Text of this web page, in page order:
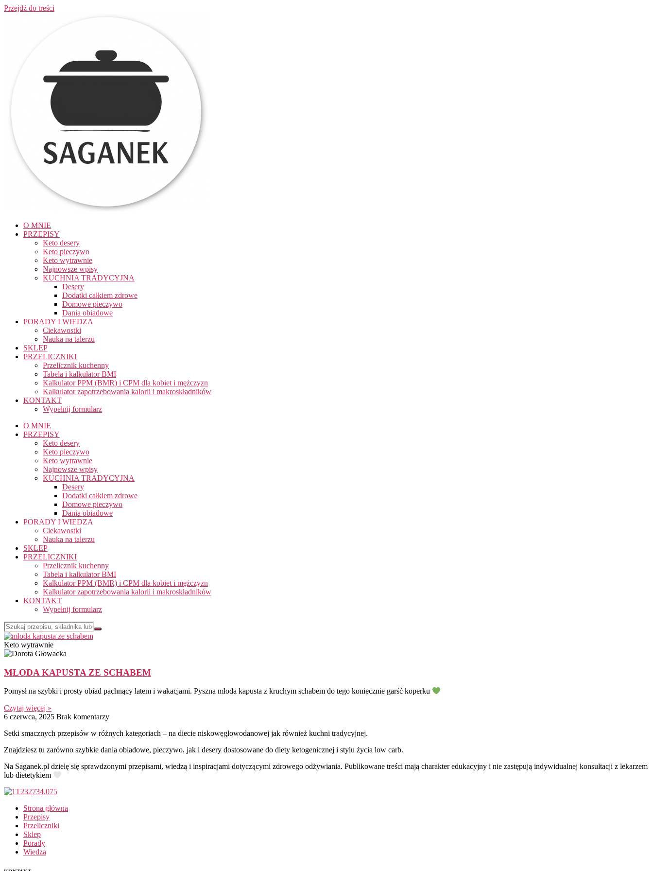
Przejdź do treści
O MNIE
PRZEPISY
Keto desery
Keto pieczywo
Keto wytrawnie
Najnowsze wpisy
KUCHNIA TRADYCYJNA
Desery
Dodatki całkiem zdrowe
Domowe pieczywo
Dania obiadowe
PORADY I WIEDZA
Ciekawostki
Nauka na talerzu
SKLEP
PRZELICZNIKI
Przelicznik kuchenny
Tabela i kalkulator BMI
Kalkulator PPM (BMR) i CPM dla kobiet i mężczyzn
Kalkulator zapotrzebowania kalorii i makroskładników
KONTAKT
Wypełnij formularz
O MNIE
PRZEPISY
Keto desery
Keto pieczywo
Keto wytrawnie
Najnowsze wpisy
KUCHNIA TRADYCYJNA
Desery
Dodatki całkiem zdrowe
Domowe pieczywo
Dania obiadowe
PORADY I WIEDZA
Ciekawostki
Nauka na talerzu
SKLEP
PRZELICZNIKI
Przelicznik kuchenny
Tabela i kalkulator BMI
Kalkulator PPM (BMR) i CPM dla kobiet i mężczyzn
Kalkulator zapotrzebowania kalorii i makroskładników
KONTAKT
Wypełnij formularz
Keto wytrawnie
MŁODA KAPUSTA ZE SCHABEM
Pomysł na szybki i prosty obiad pachnący latem i wakacjami. Pyszna młoda kapusta z kruchym schabem do tego koniecznie garść koperku
Czytaj więcej »
6 czerwca, 2025 Brak komentarzy
Setki smacznych przepisów w różnych kategoriach – na diecie niskowęglowodanowej jak również kuchni tradycyjnej.
Znajdziesz tu zarówno szybkie dania obiadowe, pieczywo, jak i desery dostosowane do diety ketogenicznej i stylu życia low carb.
Na Saganek.pl dzielę się sprawdzonymi przepisami, wiedzą i inspiracjami dotyczącymi zdrowego odżywiania. Publikowane treści mają charakter edukacyjny i nie zastępują indywidualnej konsultacji z lekarzem
lub dietetykiem
Strona główna
Przepisy
Przeliczniki
Sklep
Porady
Wiedza